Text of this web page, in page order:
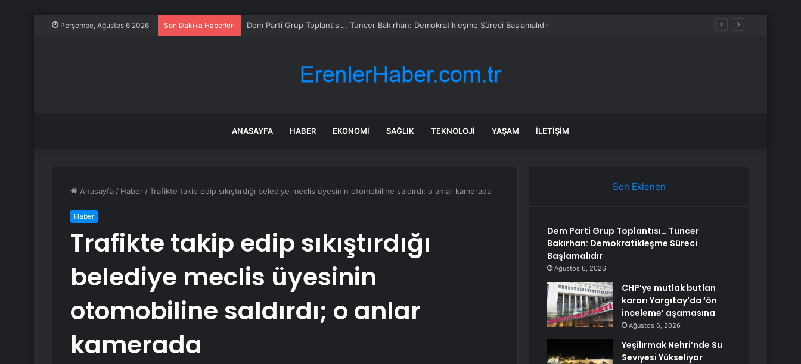
Perşembe, Ağustos 6 2026 Son Dakika Haberleri CHP’ye mutlak butlan kararı Yargıtay’da ‘ön inceleme’ aşamasına
ANASAYFA HABER EKONOMI SAĞLIK TEKNOLOJI YAŞAM İLETIŞIM
Anasayfa / Haber /Trafikte takip edip sıkıştırdığı belediye meclis üyesinin otomobiline saldırdı; o anlar kamerada
Haber
Trafikte takip edip sıkıştırdığı
belediye meclis üyesinin
otomobiline saldırdı; o anlar
kamerada
Son Eklenen
Dem Parti Grup Toplantısı… Tuncer
Bakırhan: Demokratikleşme Süreci
Başlamalıdır
Ağustos 6, 2026
CHP’ye mutlak butlan
kararı Yargıtay’da ‘ön
inceleme’ aşamasına
Ağustos 6, 2026
Yeşilırmak Nehri’nde Su
Seviyesi Yükseliyor